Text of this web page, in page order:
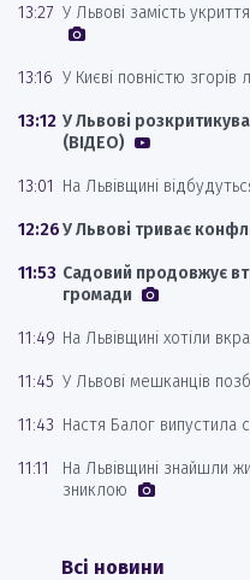
13:27 У Львові замість
13:16 У Києві повністю
13:12 У Львові
(ВІДЕО)
13:01 На Львівщині
12:26У Львові триває
11:53 Садовий продовжує
громади
11:49 На Львівщині хотіли
11:45 У Львові мешканців
11:43 Настя Балог випустила
11:11
На Львівщині знайшли
зниклою
Всі новини